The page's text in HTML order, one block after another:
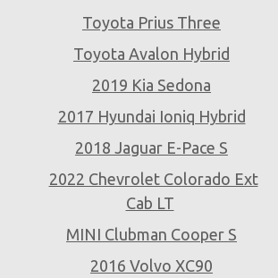
Toyota Prius Three
Toyota Avalon Hybrid
2019 Kia Sedona
2017 Hyundai Ioniq Hybrid
2018 Jaguar E-Pace S
2022 Chevrolet Colorado Ext
Cab LT
MINI Clubman Cooper S
2016 Volvo XC90